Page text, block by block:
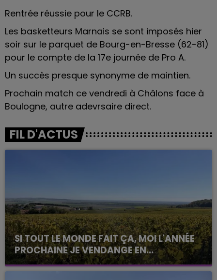
Rentrée réussie pour le CCRB.
Les basketteurs Marnais se sont imposés hier
soir sur le parquet de Bourg-en-Bresse (62-81)
pour le compte de la 17e journée de Pro A.
Un succès presque synonyme de maintien.
Prochain match ce vendredi à Châlons face à
Boulogne, autre adevrsaire direct.
FIL D'ACTUS
SI TOUT LE MONDE FAIT ÇA, MOI L'ANNÉE
PROCHAINE JE VENDANGE EN...
La vendange en Champagne a débuté ce jeudi 6
août dans la commune de Montgueux (Aube). Du